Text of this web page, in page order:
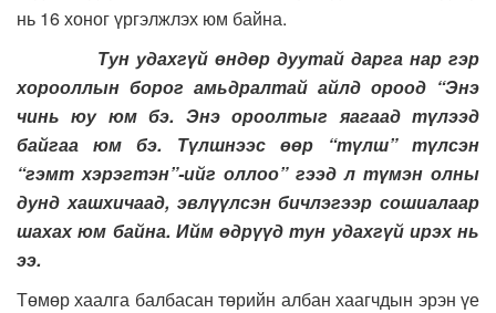
нь 16 хоног үргэлжлэх юм байна.
Тун удахгүй өндөр дуутай дарга нар гэр
хорооллын борог амьдралтай айлд ороод “Энэ
чинь юу юм бэ. Энэ ороолтыг яагаад түлээд
байгаа юм бэ. Түлшнээс өөр “түлш” түлсэн
“гэмт хэрэгтэн”-ийг оллоо” гээд л түмэн олны
дунд хашхичаад, эвлүүлсэн бичлэгээр сошиалаар
шахах юм байна. Ийм өдрүүд тун удахгүй ирэх нь
ээ.
Төмөр хаалга балбасан төрийн албан хаагчдын эрэн үе